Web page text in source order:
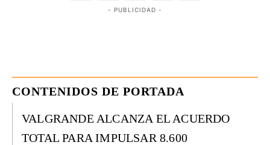
- PUBLICIDAD -
CONTENIDOS DE PORTADA
VALGRANDE ALCANZA EL ACUERDO
TOTAL PARA IMPULSAR 8.600